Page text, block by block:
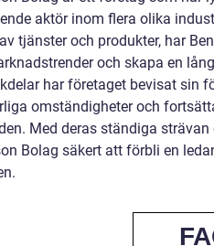
aktör inom flera olika
tjänster och produkter, har
och skapa en
har företaget bevisat sin
omständigheter och
Med deras ständiga
Bolag säkert att förbli en